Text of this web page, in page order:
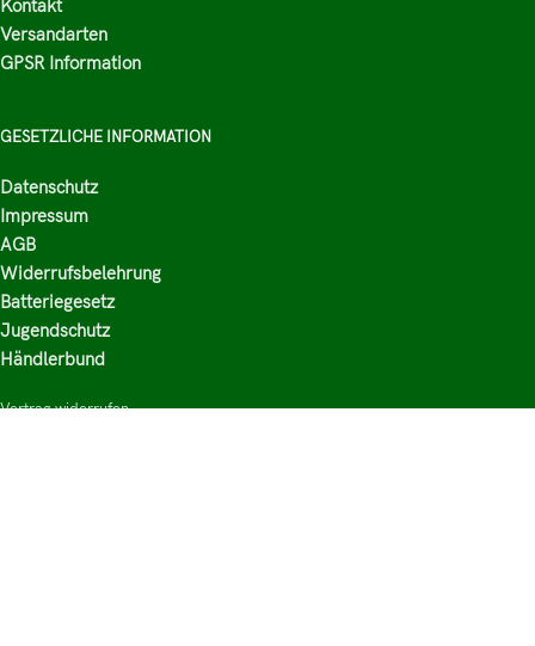
Kontakt
Versandarten
GPSR Information
GESETZLICHE INFORMATION
Datenschutz
Impressum
AGB
Widerrufsbelehrung
Batteriegesetz
Jugendschutz
Händlerbund
Vertrag widerrufen